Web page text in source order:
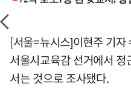
[서울=뉴시스]이현주 기
서울시교육감 선거에서
서는 것으로 조사됐다.